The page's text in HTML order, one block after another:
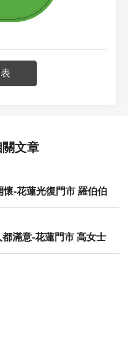
關文章
-花蓮光復門市 羅伯伯
滿意-花蓮門市 高女士